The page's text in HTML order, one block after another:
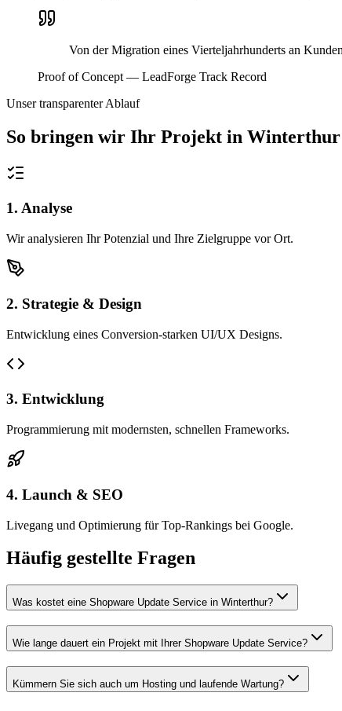
Von der Migration eines Vierteljahrhunderts an
Proof of Concept — LeadForge Track Record
Unser transparenter Ablauf
So bringen wir Ihr Projekt in Winterthur
1. Analyse
Wir analysieren Ihr Potenzial und Ihre Zielgruppe vor Ort.
2. Strategie & Design
Entwicklung eines Conversion-starken UI/UX Designs.
3. Entwicklung
Programmierung mit modernsten, schnellen Frameworks.
4. Launch & SEO
Livegang und Optimierung für Top-Rankings bei Google.
Häufig gestellte Fragen
Was kostet eine Shopware Update Service in Winterthur?
Wie lange dauert ein Projekt mit Ihrer Shopware Update Service?
Kümmern Sie sich auch um Hosting und laufende Wartung?